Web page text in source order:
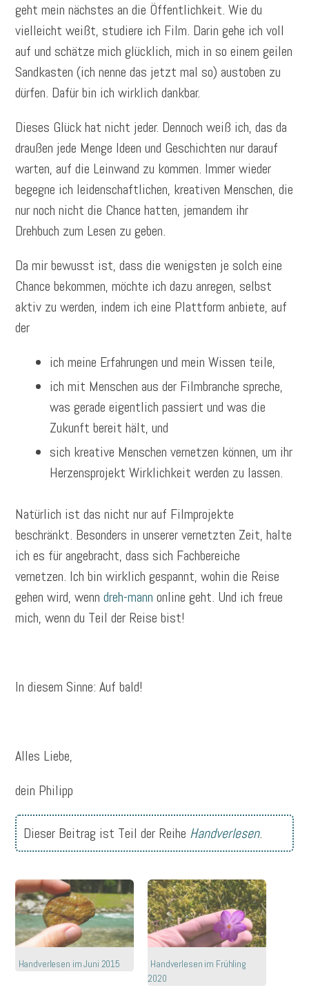
geht mein nächstes an die Öffentlichkeit. Wie du
vielleicht weißt, studiere ich Film. Darin gehe ich voll
auf und schätze mich glücklich, mich in so einem geilen
Sandkasten (ich nenne das jetzt mal so) austoben zu
dürfen. Dafür bin ich wirklich dankbar.
Dieses Glück hat nicht jeder. Dennoch weiß ich, das da
draußen jede Menge Ideen und Geschichten nur darauf
warten, auf die Leinwand zu kommen. Immer wieder
begegne ich leidenschaftlichen, kreativen Menschen, die
nur noch nicht die Chance hatten, jemandem ihr
Drehbuch zum Lesen zu geben.
Da mir bewusst ist, dass die wenigsten je solch eine
Chance bekommen, möchte ich dazu anregen, selbst
aktiv zu werden, indem ich eine Plattform anbiete, auf
der
ich meine Erfahrungen und mein Wissen teile,
ich mit Menschen aus der Filmbranche spreche,
was gerade eigentlich passiert und was die
Zukunft bereit hält, und
sich kreative Menschen vernetzen können, um ihr
Herzensprojekt Wirklichkeit werden zu lassen.
Natürlich ist das nicht nur auf Filmprojekte
beschränkt. Besonders in unserer vernetzten Zeit, halte
ich es für angebracht, dass sich Fachbereiche
vernetzen. Ich bin wirklich gespannt, wohin die Reise
gehen wird, wenndreh-mann online geht. Und ich freue
mich, wenn du Teil der Reise bist!
In diesem Sinne: Auf bald!
Alles Liebe,
dein Philipp
Dieser Beitrag ist Teil der Reihe Handverlesen.
Handverlesen im Juni 2015
Handverlesen im Frühling
2020